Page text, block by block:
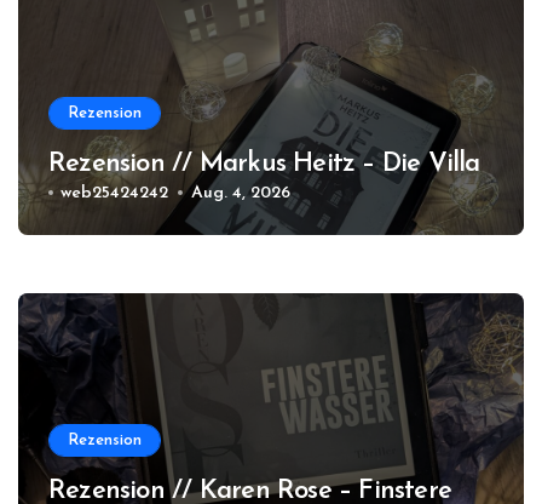
Rezension
Rezension // Markus Heitz – Die Villa
web25424242 Aug. 4, 2026
Rezension
Rezension // Karen Rose – Finstere